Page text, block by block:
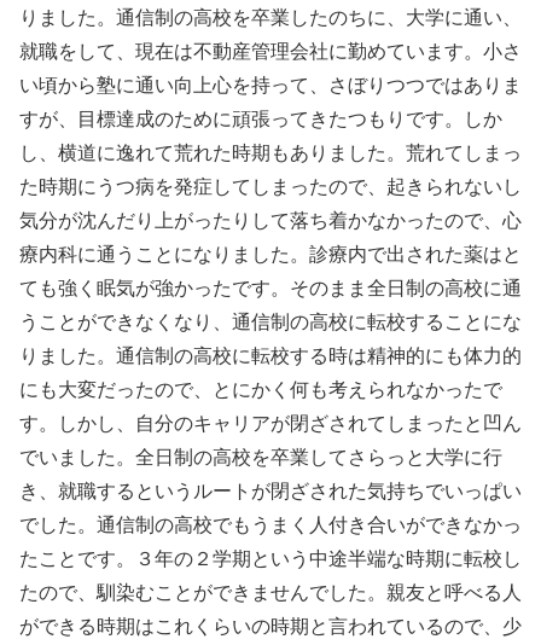
りました。通信制の高校を卒業したのちに、大学に通い、
就職をして、現在は不動産管理会社に勤めています。小さ
い頃から塾に通い向上心を持って、さぼりつつではありま
すが、目標達成のために頑張ってきたつもりです。しか
し、横道に逸れて荒れた時期もありました。荒れてしまっ
た時期にうつ病を発症してしまったので、起きられないし
気分が沈んだり上がったりして落ち着かなかったので、心
療内科に通うことになりました。診療内で出された薬はと
ても強く眠気が強かったです。そのまま全日制の高校に通
うことができなくなり、通信制の高校に転校することにな
りました。通信制の高校に転校する時は精神的にも体力的
にも大変だったので、とにかく何も考えられなかったで
す。しかし、自分のキャリアが閉ざされてしまったと凹ん
でいました。全日制の高校を卒業してさらっと大学に行
き、就職するというルートが閉ざされた気持ちでいっぱい
でした。通信制の高校でもうまく人付き合いができなかっ
たことです。３年の２学期という中途半端な時期に転校し
たので、馴染むことができませんでした。親友と呼べる人
ができる時期はこれくらいの時期と言われているので、少